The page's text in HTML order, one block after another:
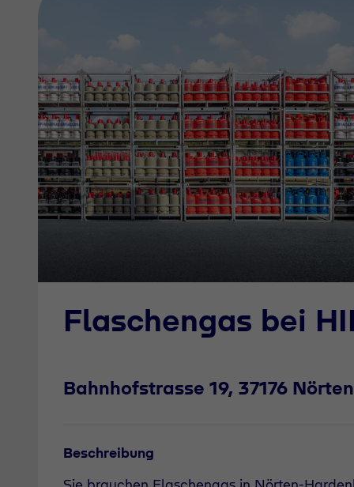
Flaschengas bei
Bahnhofstrasse 19, 37176
Beschreibung